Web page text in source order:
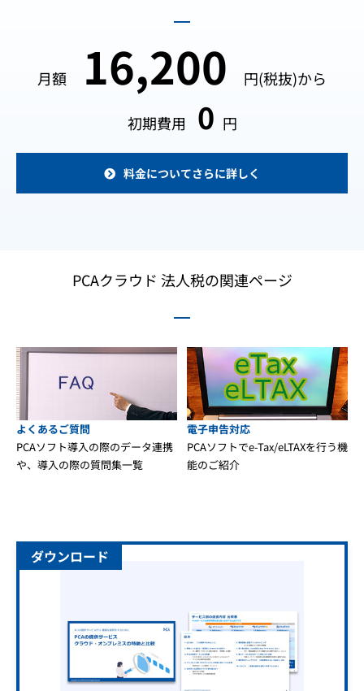
月額 16,200 円(税抜)から
初期費用 0 円
料金についてさらに詳しく
PCAクラウド 法人税の関連ページ
よくあるご質問
PCAソフト導入の際のデータ連携
や、導入の際の質問集一覧
電子申告対応
PCAソフトでe-Tax/eLTAXを行う機
能のご紹介
ダウンロード